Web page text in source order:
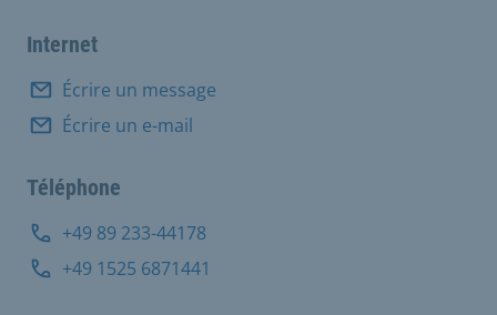
Internet
Écrire un message
Écrire un e-mail
Téléphone
+49 89 233-44178
+49 1525 6871441